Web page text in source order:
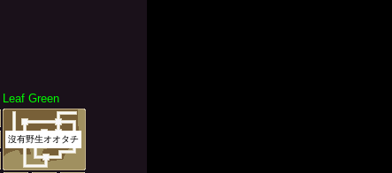
Leaf Green
沒有野生オオタチ